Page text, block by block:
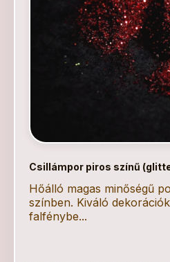
Csillámpor piros színű
Hőálló magas minőségű
színben. Kiváló
falfénybe...